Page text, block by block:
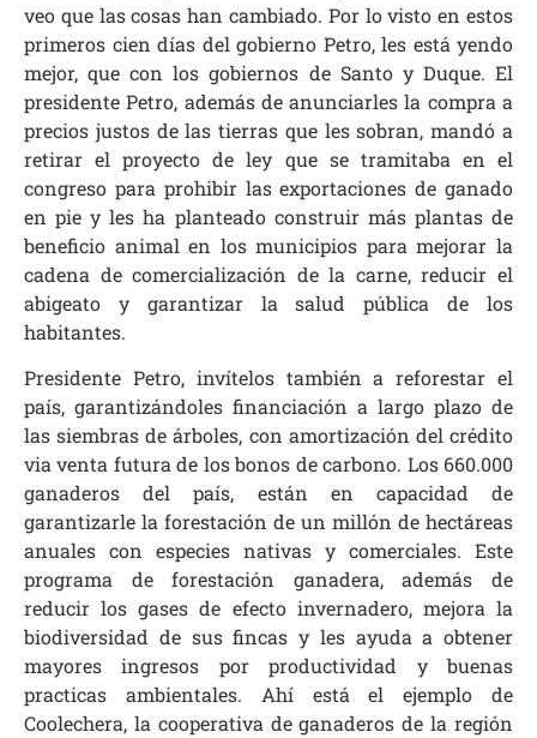
veo que las cosas han cambiado. Por lo visto en estos
primeros cien días del gobierno Petro, les está yendo
mejor, que con los gobiernos de Santo y Duque. El
presidente Petro, además de anunciarles la compra a
precios justos de las tierras que les sobran, mandó a
retirar el proyecto de ley que se tramitaba en el
congreso para prohibir las exportaciones de ganado
en pie y les ha planteado construir más plantas de
beneficio animal en los municipios para mejorar la
cadena de comercialización de la carne, reducir el
abigeato y garantizar la salud pública de los
habitantes.
Presidente Petro, invítelos también a reforestar el
país, garantizándoles financiación a largo plazo de
las siembras de árboles, con amortización del crédito
via venta futura de los bonos de carbono. Los 660.000
ganaderos del país, están en capacidad de
garantizarle la forestación de un millón de hectáreas
anuales con especies nativas y comerciales. Este
programa de forestación ganadera, además de
reducir los gases de efecto invernadero, mejora la
biodiversidad de sus fincas y les ayuda a obtener
mayores ingresos por productividad y buenas
practicas ambientales. Ahí está el ejemplo de
Coolechera, la cooperativa de ganaderos de la región